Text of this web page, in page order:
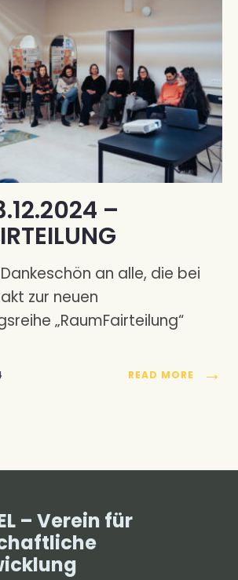
–
an alle, die bei
zur neuen
„RaumFairteilung“
READ MORE →
– Verein für